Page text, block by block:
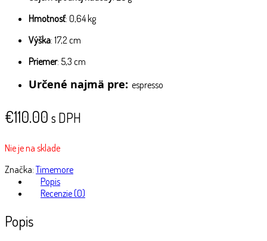
Hmotnosť: 0,64 kg
Výška: 17,2 cm
Priemer: 5,3 cm
Určené najmä pre: espresso
€110.00 s DPH
Nie je na sklade
Značka: Timemore
Popis
Recenzie (0)
Popis